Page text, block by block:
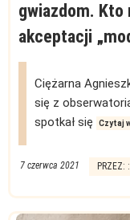
gwiazdom. Kto
akceptacji
Ciężarna
się z
spotkał się
Czytaj
7 czerwca 2021 PRZEZ: